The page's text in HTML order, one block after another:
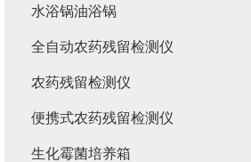
水浴锅油浴锅
全自动农药残留检测仪
农药残留检测仪
便携式农药残留检测仪
生化霉菌培养箱